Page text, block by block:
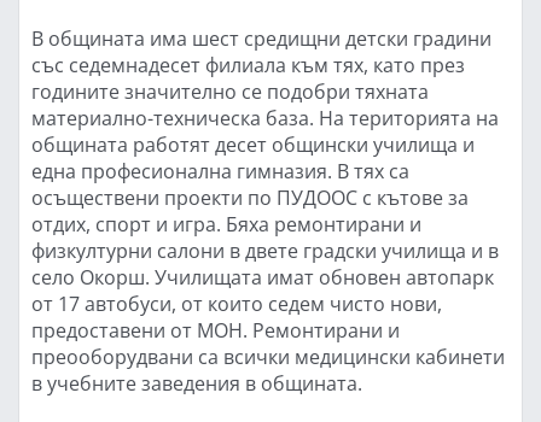
В общината има шест средищни детски градини
със седемнадесет филиала към тях, като през
годините значително се подобри тяхната
материално-техническа база. На територията на
общината работят десет общински училища и
една професионална гимназия. В тях са
осъществени проекти по ПУДООС с кътове за
отдих, спорт и игра. Бяха ремонтирани и
физкултурни салони в двете градски училища и в
село Окорш. Училищата имат обновен автопарк
от 17 автобуси, от които седем чисто нови,
предоставени от МОН. Ремонтирани и
преооборудвани са всички медицински кабинети
в учебните заведения в общината.